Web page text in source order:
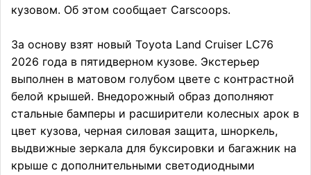
кузовом. Об этом сообщает Carscoops.
За основу взят новый Toyota Land Cruiser LC76
2026 года в пятидверном кузове. Экстерьер
выполнен в матовом голубом цвете с контрастной
белой крышей. Внедорожный образ дополняют
стальные бамперы и расширители колесных арок в
цвет кузова, черная силовая защита, шноркель,
выдвижные зеркала для буксировки и багажник на
крыше с дополнительными светодиодными